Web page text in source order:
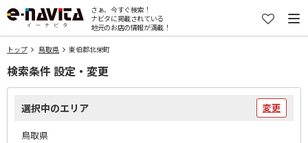
さぁ、今すぐ検索！
ナビタに掲載されている
地元のお店の情報が満載！
トップ 鳥取県 東伯郡北栄町
検索条件 設定・変更
選択中のエリア 変更
鳥取県